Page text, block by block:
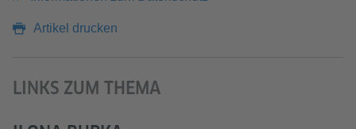
Artikel drucken
LINKS ZUM THEMA